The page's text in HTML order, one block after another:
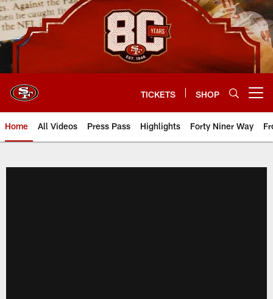
Skip
to
main
content
TICKETS SHOP
Home All Videos Press Pass Highlights Forty Niner Way